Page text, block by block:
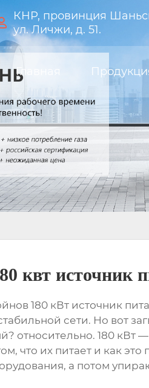
КНР, провинция
ул. Личжи, д. 51.
Главная
квт источник
180 кВт источник
сети. Но вот
относительно. 180 кВт
что их питает и как
а потом